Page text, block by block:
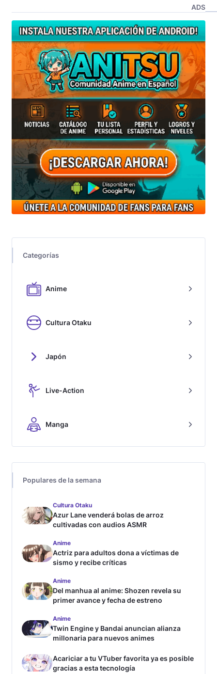
ADS
Categorías
Anime
Cultura Otaku
Japón
Live-Action
Manga
Populares de la semana
Cultura Otaku
Azur Lane venderá bolas de arroz
cultivadas con audios ASMR
Anime
Actriz para adultos dona a víctimas de
sismo y recibe críticas
Anime
Del manhua al anime: Shozen revela su
primer avance y fecha de estreno
Anime
Twin Engine y Bandai anuncian alianza
millonaria para nuevos animes
Acariciar a tu VTuber favorita ya es posible
gracias a esta tecnología